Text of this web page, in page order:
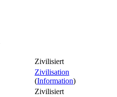
Zivilisiert
Zivilisation
(Information)
Zivilisiert